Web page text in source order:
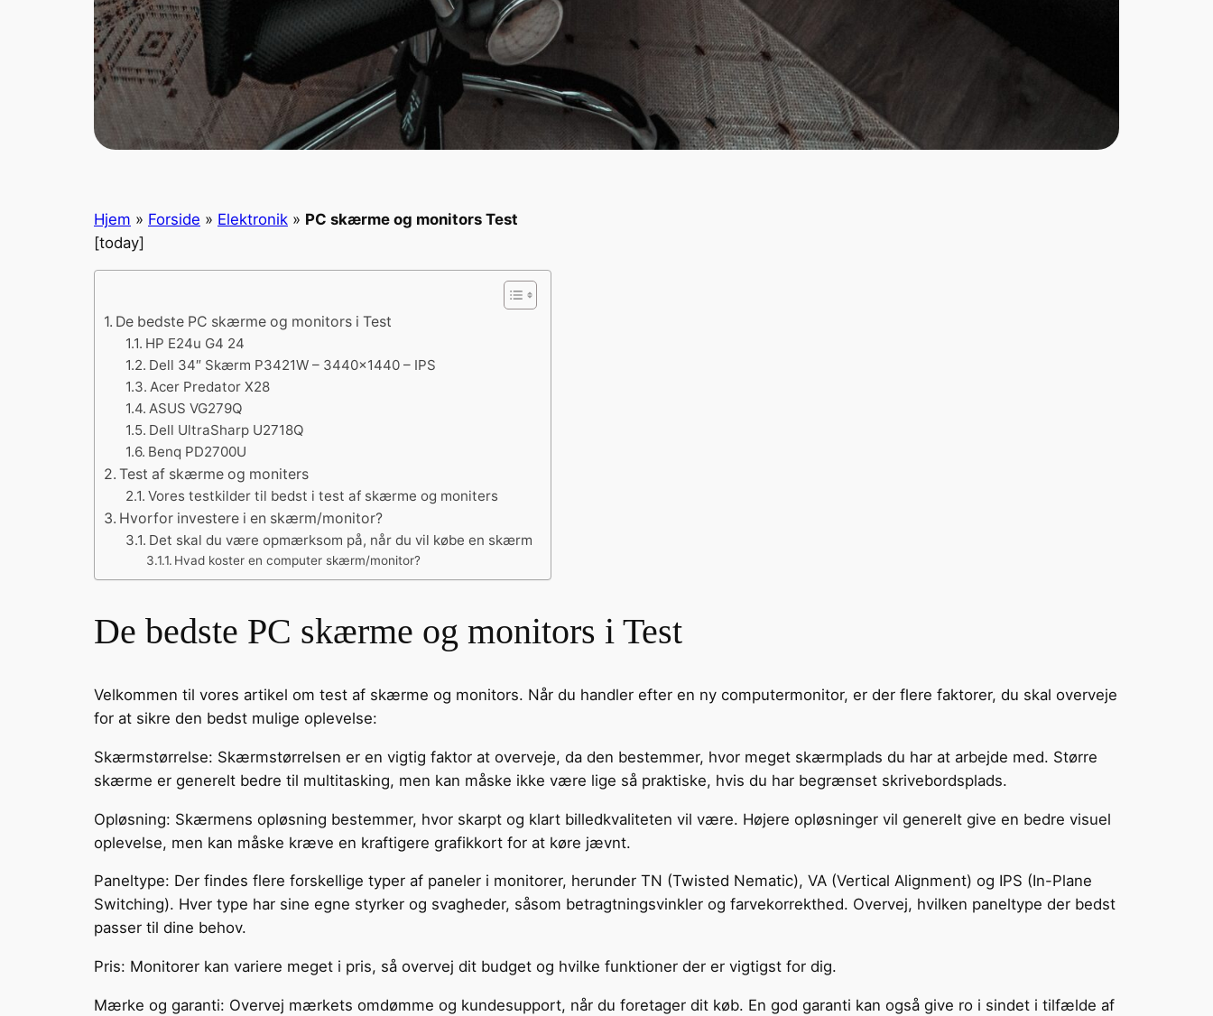
Hjem » Forside » Elektronik » PC skærme og monitors Test
[today]
De bedste PC skærme og monitors i Test
HP E24u G4 24
Dell 34″ Skærm P3421W – 3440×1440 – IPS
Acer Predator X28
ASUS VG279Q
Dell UltraSharp U2718Q
Benq PD2700U
Test af skærme og moniters
Vores testkilder til bedst i test af skærme og moniters
Hvorfor investere i en skærm/monitor?
Det skal du være opmærksom på, når du vil købe en skærm
Hvad koster en computer skærm/monitor?
De bedste PC skærme og monitors i Test
Velkommen til vores artikel om test af skærme og monitors. Når du handler efter en ny computermonitor, er der flere faktorer, du skal overveje
for at sikre den bedst mulige oplevelse:
Skærmstørrelse: Skærmstørrelsen er en vigtig faktor at overveje, da den bestemmer, hvor meget skærmplads du har at arbejde med. Større
skærme er generelt bedre til multitasking, men kan måske ikke være lige så praktiske, hvis du har begrænset skrivebordsplads.
Opløsning: Skærmens opløsning bestemmer, hvor skarpt og klart billedkvaliteten vil være. Højere opløsninger vil generelt give en bedre visuel
oplevelse, men kan måske kræve en kraftigere grafikkort for at køre jævnt.
Paneltype: Der findes flere forskellige typer af paneler i monitorer, herunder TN (Twisted Nematic), VA (Vertical Alignment) og IPS (In-Plane
Switching). Hver type har sine egne styrker og svagheder, såsom betragtningsvinkler og farvekorrekthed. Overvej, hvilken paneltype der bedst
passer til dine behov.
Pris: Monitorer kan variere meget i pris, så overvej dit budget og hvilke funktioner der er vigtigst for dig.
Mærke og garanti: Overvej mærkets omdømme og kundesupport, når du foretager dit køb. En god garanti kan også give ro i sindet i tilfælde af